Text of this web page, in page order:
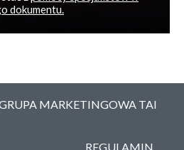
MARKETINGOWA TAI